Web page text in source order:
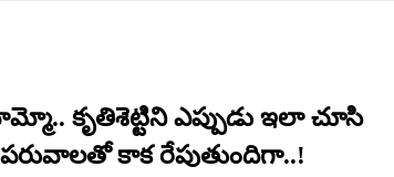
కృతిశెట్టిని ఎప్పుడు ఇలా చూసి
కాక రేపుతుందిగా..!